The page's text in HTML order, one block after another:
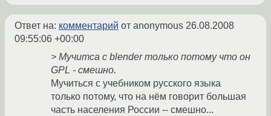
Ответ на: комментарий от anonymous 26.08.2008
09:55:06 +00:00
> Мучитса с blender только потому что он
GPL - смешно.
Мучиться с учебником русского языка
только потому, что на нём говорит большая
часть населения России -- смешно...